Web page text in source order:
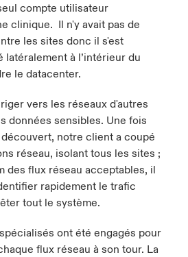
compte utilisateur
clinique. Il n'y avait pas de
les sites donc il s'est
latéralement à l’intérieur du
le datacenter.
vers les réseaux d'autres
données sensibles. Une fois
notre client a coupé
réseau, isolant tous les sites ;
des flux réseau acceptables, il
rapidement le trafic
tout le système.
ont été engagés pour
flux réseau à son tour. La